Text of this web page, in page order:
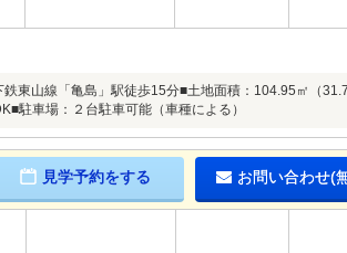
東山線「亀島」駅徒歩15分■土地面積：104.95㎡（
駐車場：２台駐車可能（車種による）
見学予約をする お問い合わせ(